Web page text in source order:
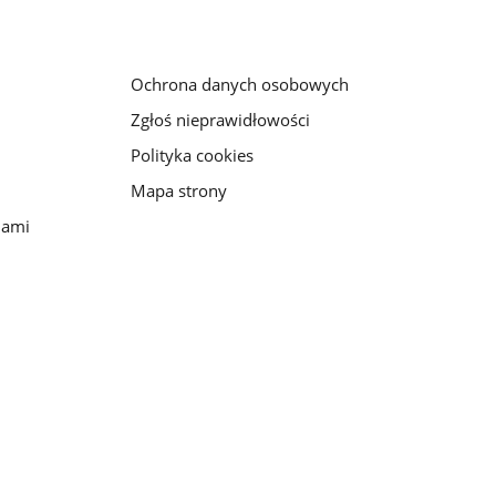
Ochrona danych osobowych
Zgłoś nieprawidłowości
Polityka cookies
Mapa strony